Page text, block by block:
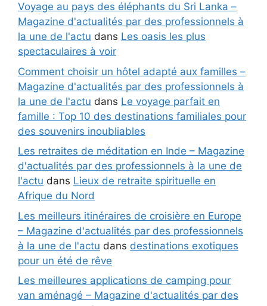
Voyage au pays des éléphants du Sri Lanka –
Magazine d'actualités par des professionnels à
la une de l'actu dans Les oasis les plus
spectaculaires à voir
Comment choisir un hôtel adapté aux familles –
Magazine d'actualités par des professionnels à
la une de l'actu dans Le voyage parfait en
famille : Top 10 des destinations familiales pour
des souvenirs inoubliables
Les retraites de méditation en Inde – Magazine
d'actualités par des professionnels à la une de
l'actu dans Lieux de retraite spirituelle en
Afrique du Nord
Les meilleurs itinéraires de croisière en Europe
– Magazine d'actualités par des professionnels
à la une de l'actu dans destinations exotiques
pour un été de rêve
Les meilleures applications de camping pour
van aménagé – Magazine d'actualités par des